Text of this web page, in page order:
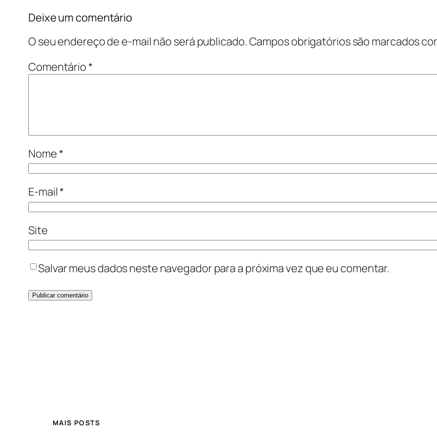
Deixe um comentário
O seu endereço de e-mail não será publicado.Campos obrigatórios são marcados
Comentário*
Nome*
E-mail*
Site
Salvar meus dados neste navegador para a próxima vez que eu comentar.
MAIS POSTS